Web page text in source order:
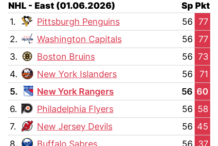
NHL - East (01.06.2026) Sp Pkt
1.
Pittsburgh Penguins 56
77
2.
Washington Capitals 56
77
3.
Boston Bruins 56 73
4.
New York Islanders 56
71
5.
New York Rangers 56 60
6.
Philadelphia Flyers 56 58
7.
New Jersey Devils 56 45
8.
Buffalo Sabres 56 37